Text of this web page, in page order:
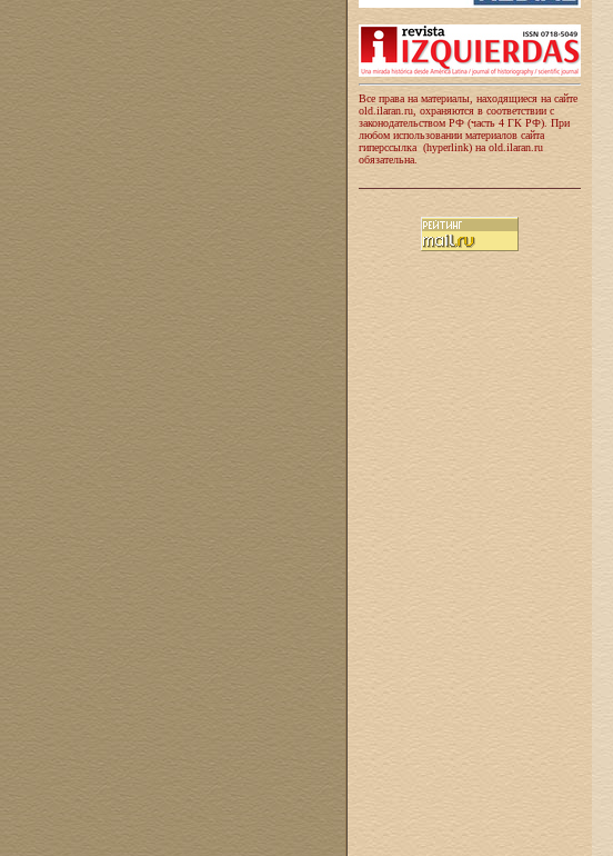
Все права на материалы, находящиеся на сайте
old.ilaran.ru, охраняются в соответствии с
законодательством РФ (часть 4 ГК РФ). При
любом использовании материалов сайта
гиперссылка (hyperlink) на old.ilaran.ru
обязательна.